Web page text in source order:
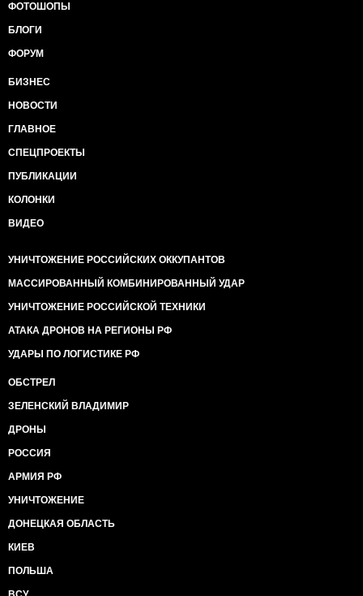
ФОТОШОПЫ
БЛОГИ
ФОРУМ
БИЗНЕС
НОВОСТИ
ГЛАВНОЕ
СПЕЦПРОЕКТЫ
ПУБЛИКАЦИИ
КОЛОНКИ
ВИДЕО
УНИЧТОЖЕНИЕ РОССИЙСКИХ ОККУПАНТОВ
МАССИРОВАННЫЙ КОМБИНИРОВАННЫЙ УДАР
УНИЧТОЖЕНИЕ РОССИЙСКОЙ ТЕХНИКИ
АТАКА ДРОНОВ НА РЕГИОНЫ РФ
УДАРЫ ПО ЛОГИСТИКЕ РФ
ОБСТРЕЛ
ЗЕЛЕНСКИЙ ВЛАДИМИР
ДРОНЫ
РОССИЯ
АРМИЯ РФ
УНИЧТОЖЕНИЕ
ДОНЕЦКАЯ ОБЛАСТЬ
КИЕВ
ПОЛЬША